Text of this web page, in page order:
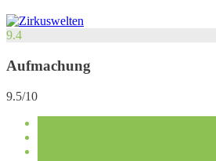
9.4
Aufmachung
9.5/10